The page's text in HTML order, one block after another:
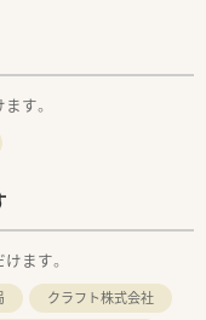
す。
ます。
クラフト株式会社